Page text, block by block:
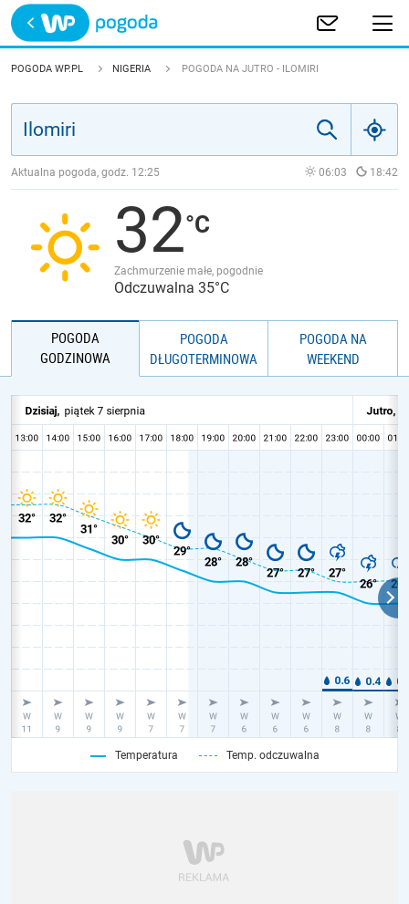
Trwa ładowanie
POLSKA
JAKOŚĆ POWIETRZA
POGODA WP.PL NIGERIA POGODA NA JUTRO - ILOMIRI
Aktualna pogoda, godz. 12:25 06:03 18:42
32
Zachmurzenie małe, pogodnie
Odczuwalna 35°C
POGODA
GODZINOWA
POGODA
DŁUGOTERMINOWA
POGODA NA
WEEKEND
Temperatura Temp. odczuwalna